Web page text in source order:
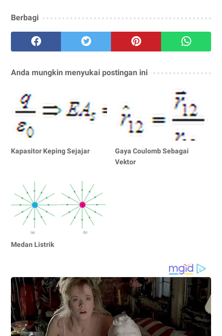
Berbagi
Anda mungkin menyukai postingan ini
Kapasitor Keping Sejajar
Gaya Coulomb Sebagai
Vektor
Medan Listrik